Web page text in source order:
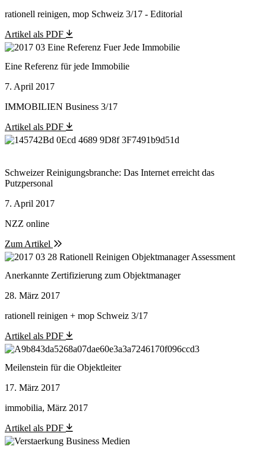
rationell reinigen, mop Schweiz 3/17 - Editorial
Artikel als PDF
Eine Referenz für jede Immobilie
7. April 2017
IMMOBILIEN Business 3/17
Artikel als PDF
Schweizer Reinigungsbranche: Das Internet erreicht das
Putzpersonal
7. April 2017
NZZ online
Zum Artikel
Anerkannte Zertifizierung zum Objektmanager
28. März 2017
rationell reinigen + mop Schweiz 3/17
Artikel als PDF
Meilenstein für die Objektleiter
17. März 2017
immobilia, März 2017
Artikel als PDF